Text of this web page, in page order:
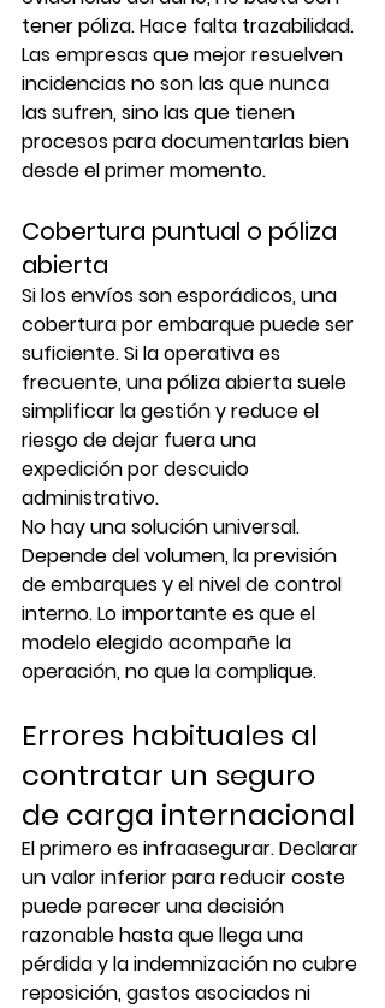
tener póliza. Hace falta trazabilidad.
Las empresas que mejor resuelven
incidencias no son las que nunca
las sufren, sino las que tienen
procesos para documentarlas bien
desde el primer momento.
Cobertura puntual o póliza
abierta
Si los envíos son esporádicos, una
cobertura por embarque puede ser
suficiente. Si la operativa es
frecuente, una póliza abierta suele
simplificar la gestión y reduce el
riesgo de dejar fuera una
expedición por descuido
administrativo.
No hay una solución universal.
Depende del volumen, la previsión
de embarques y el nivel de control
interno. Lo importante es que el
modelo elegido acompañe la
operación, no que la complique.
Errores habituales al
contratar un seguro
de carga internacional
El primero es infraasegurar. Declarar
un valor inferior para reducir coste
puede parecer una decisión
razonable hasta que llega una
pérdida y la indemnización no cubre
reposición, gastos asociados ni